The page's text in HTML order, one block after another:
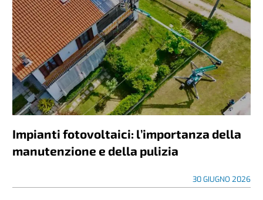
Impianti fotovoltaici: l’importanza della
manutenzione e della pulizia
30 GIUGNO 2026